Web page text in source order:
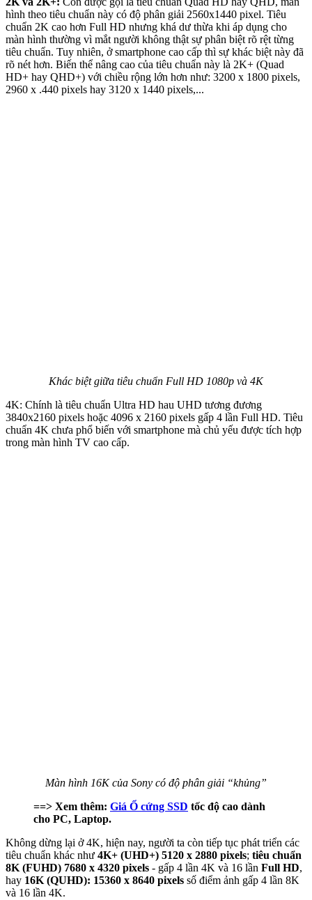
hình theo tiêu chuẩn này có độ phân giải 2560x1440 pixel. Tiêu
chuẩn 2K cao hơn Full HD nhưng khá dư thừa khi áp dụng cho
màn hình thường vì mắt người không thật sự phân biệt rõ rệt từng
tiêu chuẩn. Tuy nhiên, ở smartphone cao cấp thì sự khác biệt này đã
rõ nét hơn. Biến thể nâng cao của tiêu chuẩn này là 2K+ (Quad
HD+ hay QHD+) với chiều rộng lớn hơn như: 3200 x 1800 pixels,
2960 x .440 pixels hay 3120 x 1440 pixels,...
Khác biệt giữa tiêu chuẩn Full HD 1080p và 4K
4K: Chính là tiêu chuẩn Ultra HD hau UHD tương đương
3840x2160 pixels hoặc 4096 x 2160 pixels gấp 4 lần Full HD. Tiêu
chuẩn 4K chưa phổ biến với smartphone mà chủ yếu được tích hợp
trong màn hình TV cao cấp.
Màn hình 16K của Sony có độ phân giải “khủng”
==> Xem thêm: Giá Ổ cứng SSD tốc độ cao dành
cho PC, Laptop.
Không dừng lại ở 4K, hiện nay, người ta còn tiếp tục phát triển các
tiêu chuẩn khác như 4K+ (UHD+) 5120 x 2880 pixels; tiêu chuẩn
8K (FUHD) 7680 x 4320 pixels - gấp 4 lần 4K và 16 lần Full HD,
hay 16K (QUHD): 15360 x 8640 pixels số điểm ảnh gấp 4 lần 8K
và 16 lần 4K.